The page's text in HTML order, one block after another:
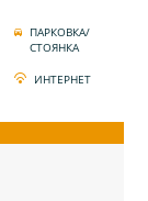
ПАРКОВКА/
СТОЯНКА
ИНТЕРНЕТ